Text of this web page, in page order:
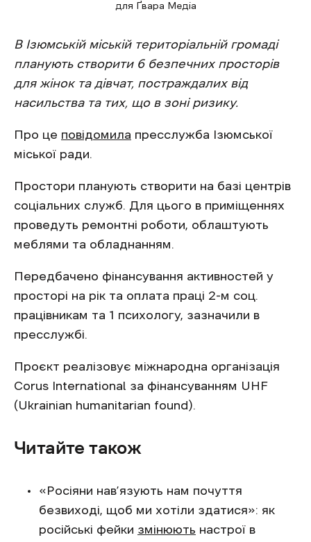
для Ґвара Медіа
В Ізюмській міській територіальній громаді
планують створити 6 безпечних просторів
для жінок та дівчат, постраждалих від
насильства та тих, що в зоні ризику.
Про це повідомила пресслужба Ізюмської
міської ради.
Простори планують створити на базі центрів
соціальних служб. Для цього в приміщеннях
проведуть ремонтні роботи, облаштують
меблями та обладнанням.
Передбачено фінансування активностей у
просторі на рік та оплата праці 2-м соц.
працівникам та 1 психологу, зазначили в
пресслужбі.
Проєкт реалізовує міжнародна організація
Corus International за фінансуванням UHF
(Ukrainian humanitarian found).
Читайте також
«Росіяни нав’язують нам почуття
безвиході, щоб ми хотіли здатися»: як
російські фейки змінюють настрої в